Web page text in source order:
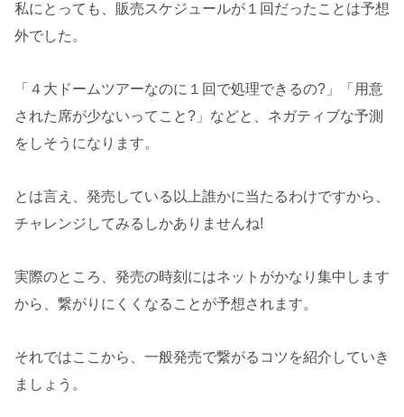
私にとっても、販売スケジュールが１回だったことは予想
外でした。
「４大ドームツアーなのに１回で処理できるの?」「用意
された席が少ないってこと?」などと、ネガティブな予測
をしそうになります。
とは言え、発売している以上誰かに当たるわけですから、
チャレンジしてみるしかありませんね!
実際のところ、発売の時刻にはネットがかなり集中します
から、繋がりにくくなることが予想されます。
それではここから、一般発売で繋がるコツを紹介していき
ましょう。